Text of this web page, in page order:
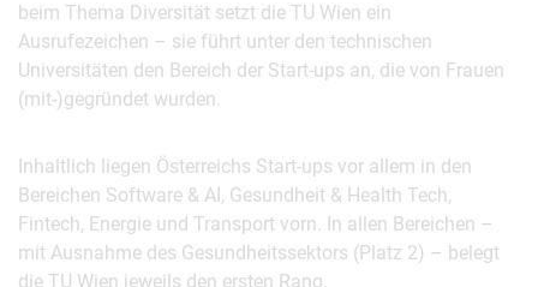
beim Thema Diversität setzt die TU Wien ein
Ausrufezeichen – sie führt unter den technischen
Universitäten den Bereich der Start-ups an, die von Frauen
(mit-)gegründet wurden.
Inhaltlich liegen Österreichs Start-ups vor allem in den
Bereichen Software & AI, Gesundheit & Health Tech,
Fintech, Energie und Transport vorn. In allen Bereichen –
mit Ausnahme des Gesundheitssektors (Platz 2) – belegt
die TU Wien jeweils den ersten Rang.